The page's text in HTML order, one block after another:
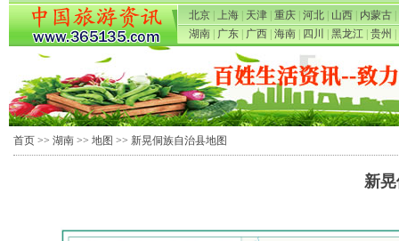
北京 上海 天津 重庆 河北 山西 内蒙古
湖南
广东 广西 海南 四川 黑龙江 贵州
首页 >> 湖南 >> 地图 >> 新晃侗族自治县地图
新